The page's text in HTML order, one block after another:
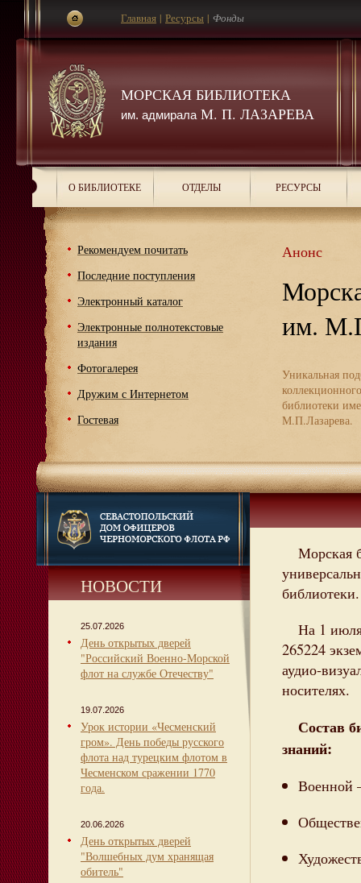
МОРСКАЯ БИБЛИОТЕКА
им. адмиралаМ. П. ЛАЗАРЕВА
Главная | Ресурсы | Фонды
О БИБЛИОТЕКЕ ОТДЕЛЫ РЕСУРСЫ
Рекомендуем почитать
Последние поступления
Электронный каталог
Электронные полнотекстовые
издания
Фотогалерея
Дружим с Интернетом
Гостевая
Анонс
им.
Уникальная
библиотеки
М.П.Лазарева.
НОВОСТИ
25.07.2026
День открытых дверей
"Российский Военно-Морской
флот на службе Отечеству"
19.07.2026
Урок истории «Чесменский
гром». День победы русского
флота над турецким флотом в
Чесменском сражении 1770
года.
20.06.2026
День открытых дверей
"Волшебных дум хранящая
обитель"
Морская
библиотеки.
На 1
265224
аудио-
носителях.
Состав
знаний:
Военной